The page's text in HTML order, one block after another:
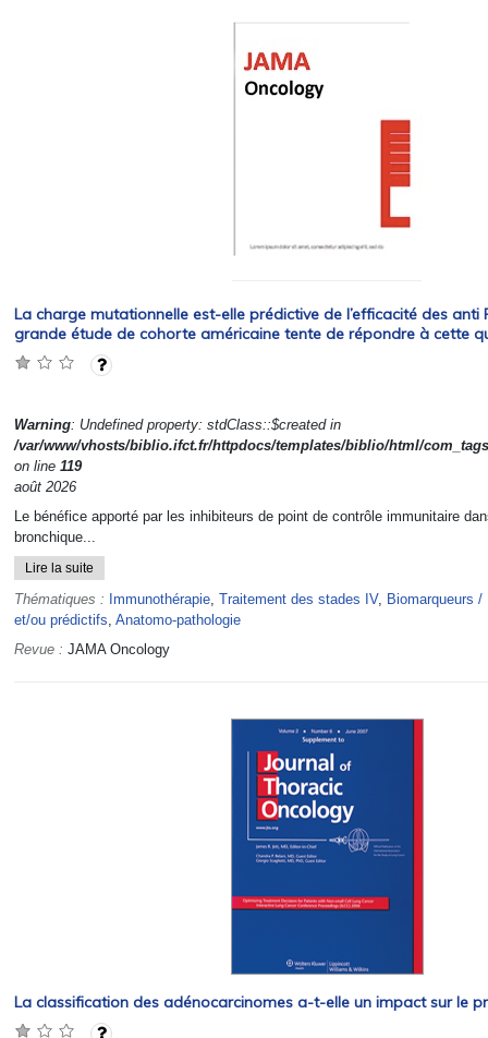
La charge mutationnelle est-elle prédictive de l’efficacité des anti
grande étude de cohorte américaine tente de répondre à cette
Warning: Undefined property: stdClass::$created in
/var/www/vhosts/biblio.ifct.fr/httpdocs/templates/biblio/html/
on line 119
août 2026
Le bénéfice apporté par les inhibiteurs de point de contrôle immunitaire
bronchique...
Lire la suite
Thématiques : Immunothérapie, Traitement des stades IV, Biomarqueurs
et/ou prédictifs, Anatomo-pathologie
Revue : JAMA Oncology
La classification des adénocarcinomes a-t-elle un impact sur le